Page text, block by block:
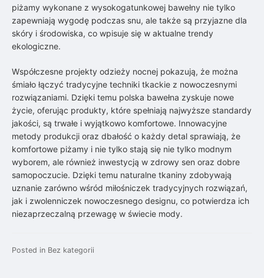
piżamy wykonane z wysokogatunkowej bawełny nie tylko
zapewniają wygodę podczas snu, ale także są przyjazne dla
skóry i środowiska, co wpisuje się w aktualne trendy
ekologiczne.
Współczesne projekty odzieży nocnej pokazują, że można
śmiało łączyć tradycyjne techniki tkackie z nowoczesnymi
rozwiązaniami. Dzięki temu polska bawełna zyskuje nowe
życie, oferując produkty, które spełniają najwyższe standardy
jakości, są trwałe i wyjątkowo komfortowe. Innowacyjne
metody produkcji oraz dbałość o każdy detal sprawiają, że
komfortowe piżamy i nie tylko stają się nie tylko modnym
wyborem, ale również inwestycją w zdrowy sen oraz dobre
samopoczucie. Dzięki temu naturalne tkaniny zdobywają
uznanie zarówno wśród miłośniczek tradycyjnych rozwiązań,
jak i zwolenniczek nowoczesnego designu, co potwierdza ich
niezaprzeczalną przewagę w świecie mody.
Posted in Bez kategorii